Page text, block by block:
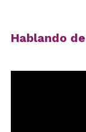
Hablando de